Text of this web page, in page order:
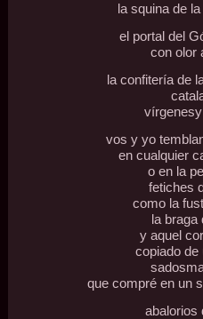
la squina de
el portal del
con olor
la confitería de
vos y yo
en cualquier
o en la
fetiches
como la
la braga
y aquel
copiado de
que compré en un
abalorios